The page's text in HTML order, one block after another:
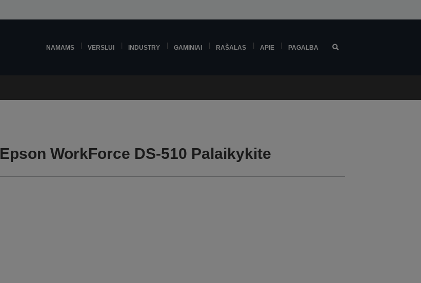
NAMAMS VERSLUI INDUSTRY GAMINIAI RAŠALAS APIE PAGALBA
Epson WorkForce DS-510 Palaikykite